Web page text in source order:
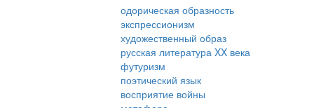
одорическая образность
экспрессионизм
художественный образ
русская литература XX века
футуризм
поэтический язык
восприятие войны